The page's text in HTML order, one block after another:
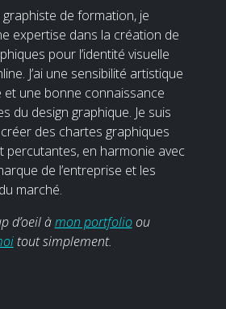
graphiste de formation, je
expertise dans la création de
pour l’identité visuelle
J’ai une sensibilité artistique
et une bonne connaissance
du design graphique. Je suis
des chartes graphiques
percutantes, en harmonie avec
de l’entreprise et les
marché.
d’oeil àmon portfolioou
tout simplement.